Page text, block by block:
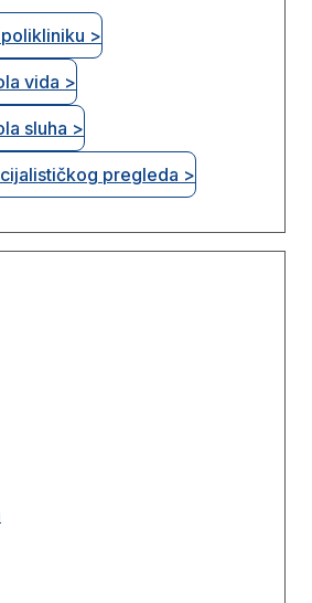
>
vida >
sluha >
pregleda >